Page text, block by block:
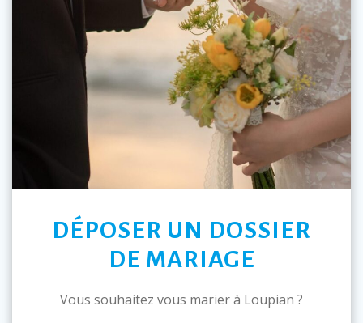
DÉPOSER UN DOSSIER
DE MARIAGE
Vous souhaitez vous marier à Loupian ?